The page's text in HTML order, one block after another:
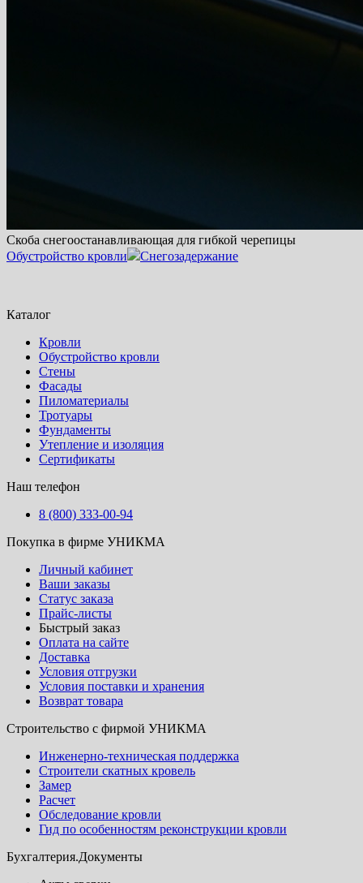
Скоба снегоостанавливающая для гибкой черепицы
Обустройство кровли
Снегозадержание
Каталог
Кровли
Обустройство кровли
Стены
Фасады
Пиломатериалы
Тротуары
Фундаменты
Утепление и изоляция
Сертификаты
Наш телефон
8 (800) 333-00-94
Покупка в фирме УНИКМА
Личный кабинет
Ваши заказы
Статус заказа
Прайс-листы
Быстрый заказ
Оплата на сайте
Доставка
Условия отгрузки
Условия поставки и хранения
Возврат товара
Строительство с фирмой УНИКМА
Инженерно-техническая поддержка
Строители скатных кровель
Замер
Расчет
Обследование кровли
Гид по особенностям реконструкции кровли
Бухгалтерия.Документы